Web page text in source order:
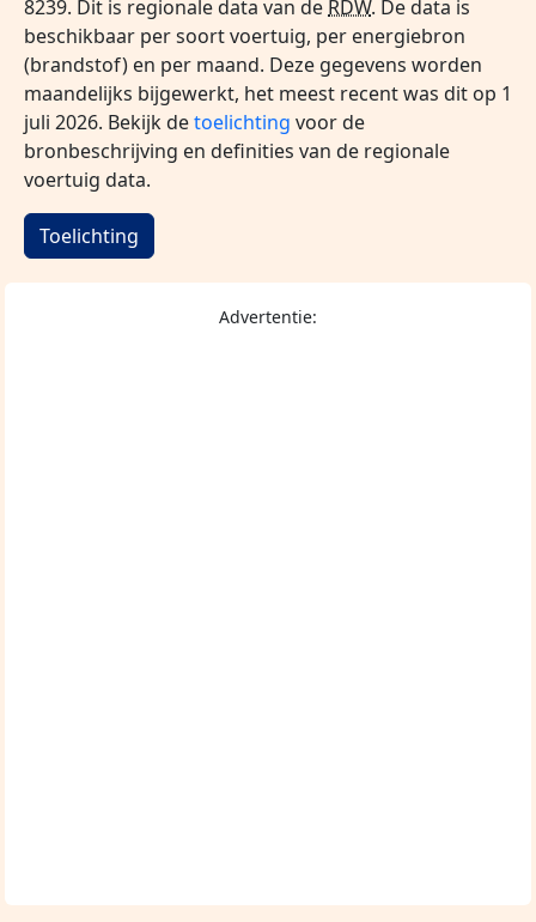
8239. Dit is regionale data van de RDW. De data is
beschikbaar per soort voertuig, per energiebron
(brandstof) en per maand. Deze gegevens worden
maandelijks bijgewerkt, het meest recent was dit op 1
juli 2026. Bekijk detoelichting voor de
bronbeschrijving en definities van de regionale
voertuig data.
Toelichting
Advertentie: